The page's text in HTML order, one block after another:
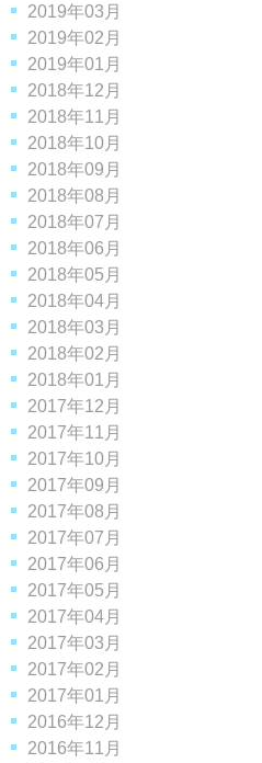
2019年03月
2019年02月
2019年01月
2018年12月
2018年11月
2018年10月
2018年09月
2018年08月
2018年07月
2018年06月
2018年05月
2018年04月
2018年03月
2018年02月
2018年01月
2017年12月
2017年11月
2017年10月
2017年09月
2017年08月
2017年07月
2017年06月
2017年05月
2017年04月
2017年03月
2017年02月
2017年01月
2016年12月
2016年11月